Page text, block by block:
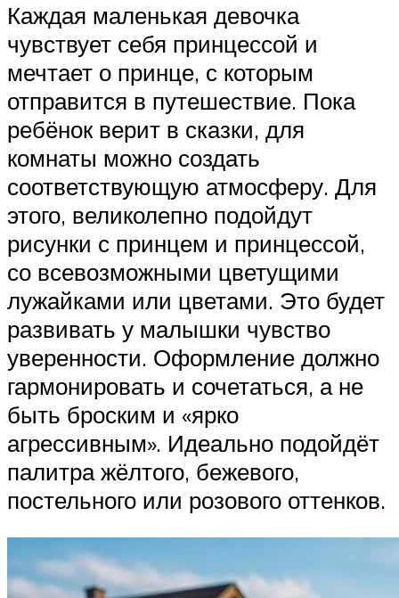
Каждая маленькая девочка
чувствует себя принцессой и
мечтает о принце, с которым
отправится в путешествие. Пока
ребёнок верит в сказки, для
комнаты можно создать
соответствующую атмосферу. Для
этого, великолепно подойдут
рисунки с принцем и принцессой,
со всевозможными цветущими
лужайками или цветами. Это будет
развивать у малышки чувство
уверенности. Оформление должно
гармонировать и сочетаться, а не
быть броским и «ярко
агрессивным». Идеально подойдёт
палитра жёлтого, бежевого,
постельного или розового оттенков.